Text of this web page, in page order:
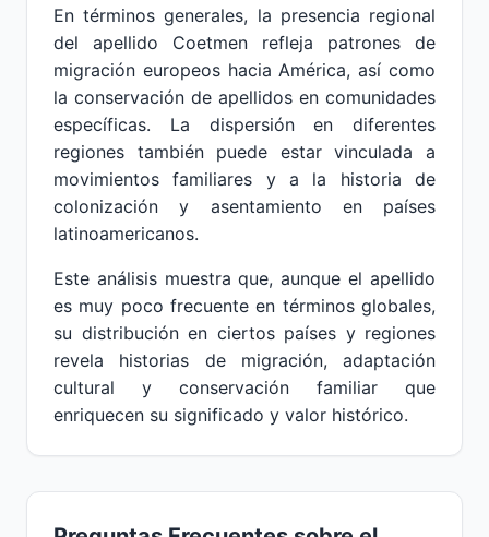
En términos generales, la presencia regional
del apellido Coetmen refleja patrones de
migración europeos hacia América, así como
la conservación de apellidos en comunidades
específicas. La dispersión en diferentes
regiones también puede estar vinculada a
movimientos familiares y a la historia de
colonización y asentamiento en países
latinoamericanos.
Este análisis muestra que, aunque el apellido
es muy poco frecuente en términos globales,
su distribución en ciertos países y regiones
revela historias de migración, adaptación
cultural y conservación familiar que
enriquecen su significado y valor histórico.